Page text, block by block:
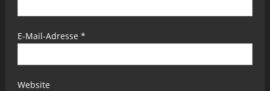
E-Mail-Adresse *
Website